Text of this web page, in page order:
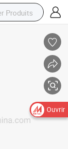
Ouvrir